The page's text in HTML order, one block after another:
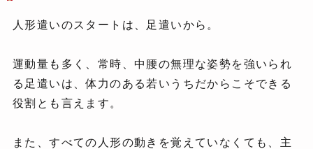
人形遣いのスタートは、足遣いから。
運動量も多く、常時、中腰の無理な姿勢を強いられ
る足遣いは、体力のある若いうちだからこそできる
役割とも言えます。
また、すべての人形の動きを覚えていなくても、主